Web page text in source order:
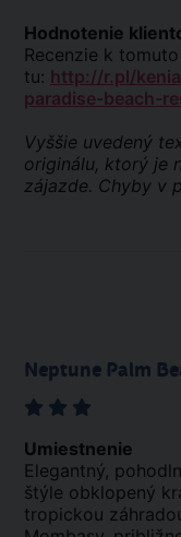
Hodnotenie
Recenzie k
tu: http://r.pl/
paradise-beach-
Vyššie uvedený
originálu, ktorý je
zájazde. Chyby v
Neptune Palm
Umiestnenie
Elegantný,
štýle obklopený
tropickou